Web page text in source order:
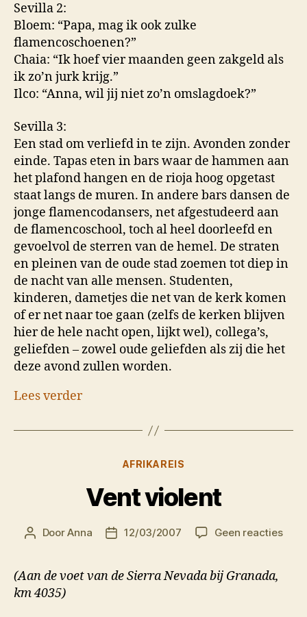
Sevilla 2:
Bloem: “Papa, mag ik ook zulke
flamencoschoenen?”
Chaia: “Ik hoef vier maanden geen zakgeld als
ik zo’n jurk krijg.”
Ilco: “Anna, wil jij niet zo’n omslagdoek?”
Sevilla 3:
Een stad om verliefd in te zijn. Avonden zonder
einde. Tapas eten in bars waar de hammen aan
het plafond hangen en de rioja hoog opgetast
staat langs de muren. In andere bars dansen de
jonge flamencodansers, net afgestudeerd aan
de flamencoschool, toch al heel doorleefd en
gevoelvol de sterren van de hemel. De straten
en pleinen van de oude stad zoemen tot diep in
de nacht van alle mensen. Studenten,
kinderen, dametjes die net van de kerk komen
of er net naar toe gaan (zelfs de kerken blijven
hier de hele nacht open, lijkt wel), collega’s,
geliefden – zowel oude geliefden als zij die het
deze avond zullen worden.
Lees verder
Categorieën
AFRIKAREIS
Vent violent
Berichtauteur
DoorAnna Berichtdatum
12/03/2007 Geen reactiesop
(Aan de voet van de Sierra Nevada bij Granada,
km 4035)